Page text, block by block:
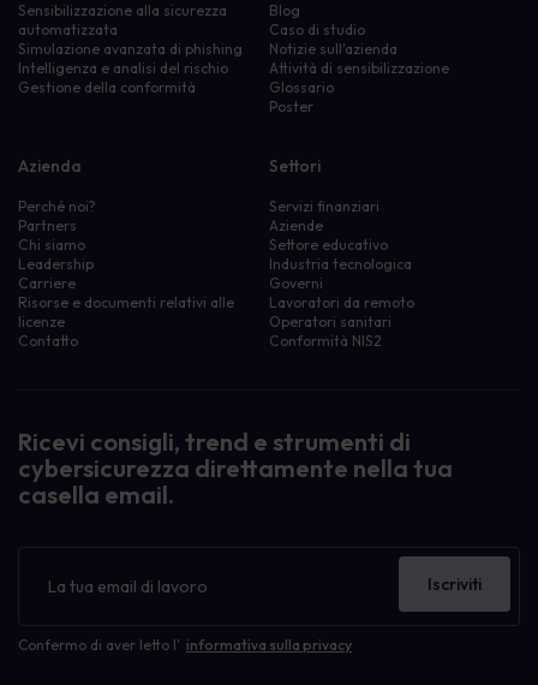
Sensibilizzazione alla sicurezza
automatizzata
Simulazione avanzata di phishing
Intelligenza e analisi del rischio
Gestione della conformità
Blog
Caso di studio
Notizie sull'azienda
Attività di sensibilizzazione
Glossario
Poster
Azienda
Perché noi?
Partners
Chi siamo
Leadership
Carriere
Risorse e documenti relativi alle
licenze
Contatto
Settori
Servizi finanziari
Aziende
Settore educativo
Industria tecnologica
Governi
Lavoratori da remoto
Operatori sanitari
Conformità NIS2
Ricevi consigli, trend e strumenti di
cybersicurezza direttamente nella tua
casella email.
Confermo di aver letto l' informativa sulla privacy
Iscriviti